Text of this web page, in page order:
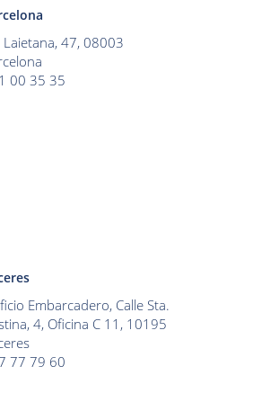
Laietana, 47, 08003
00 35 35
Embarcadero, Calle Sta.
4, Oficina C 11, 10195
77 79 60